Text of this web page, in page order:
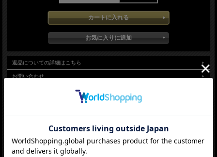
■ハンドルマテリアル：Zebra wood
■ウエイト：約123g
■BlackFox【ブラックフォックス】■ パラディグマ 【D2】【ゼブラウッド】フォ
＊製造時、輸送に伴う擦り傷、箱の凹み等ある場合がございます事、ご了承下さい
＊写真、動画はサンプルとなります
返品についての詳細はこちら
お問い合わせ
■BlackFox【ブラックフォックス】■
つ。製造はFOX社
FOX KNIVES【フォックス・ナイブス】
1977年 イタリアで創業したFOX KNIVES【フォックス・ナイブ